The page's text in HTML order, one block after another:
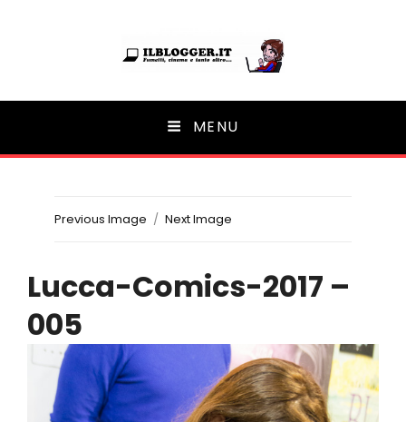
Ilblogger.it
Il portalino di blog | MENU
Previous Image Next Image
Lucca-Comics-2017 –
005